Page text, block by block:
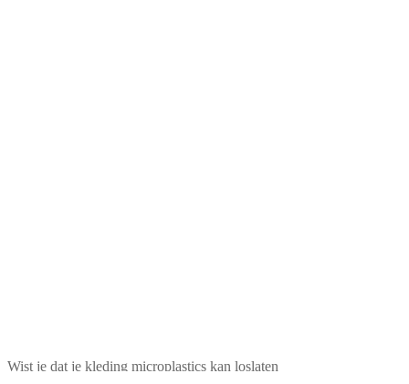
Wist je dat je kleding microplastics kan loslaten